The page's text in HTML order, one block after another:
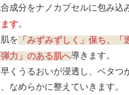
成分をナノカプセルに包み込
す。
を 「みずみずしく」保ち、
弾力」のある肌へ導きます。
くうるおいが浸透し、ベタつ
、なめらかに整えていきます。